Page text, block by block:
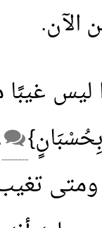
الآن.
غيبًا
تغيب